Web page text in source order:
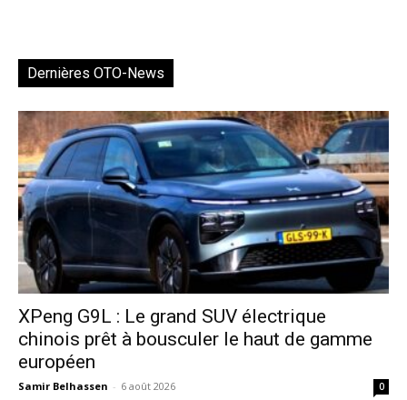
Dernières OTO-News
XPeng G9L : Le grand SUV électrique
chinois prêt à bousculer le haut de gamme
européen
Samir Belhassen - 6 août 2026 0